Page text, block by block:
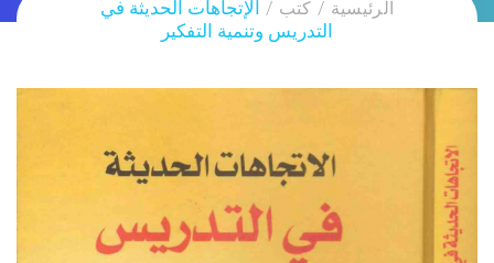
الرئيسية كتب
الإتجاهات الحديثة في
التدريس وتنمية التفكير